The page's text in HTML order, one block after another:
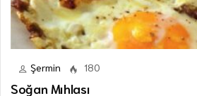
Şermin 180
Soğan Mıhlası